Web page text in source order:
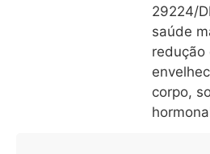
29224/
saúde
redução
corpo,